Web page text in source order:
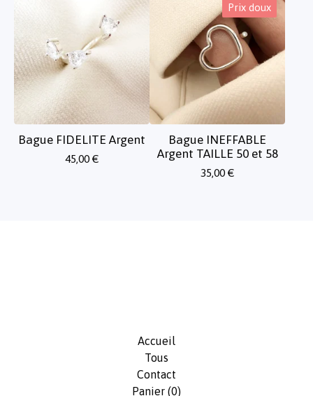
Bague FIDELITE Argent
45,00 €
Prix doux
Bague INEFFABLE
Argent TAILLE 50 et 58
35,00 €
Accueil
Tous
Contact
Panier (0)